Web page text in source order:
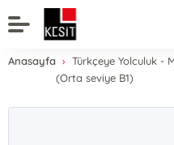
Anasayfa
Türkçeye Yolculuk -
(Orta seviye B1)